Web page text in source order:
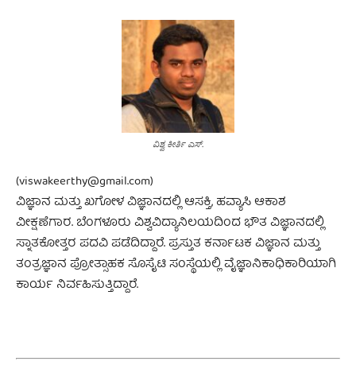
ವಿಶ್ವ ಕೀರ್ತಿ ಎಸ್.
(viswakeerthy@gmail.com)
ವಿಜ್ಞಾನ ಮತ್ತು ಖಗೋಳ ವಿಜ್ಞಾನದಲ್ಲಿ ಆಸಕ್ತಿ, ಹವ್ಯಾಸಿ ಆಕಾಶ
ವೀಕ್ಷಣೆಗಾರ. ಬೆಂಗಳೂರು ವಿಶ್ವವಿದ್ಯಾನಿಲಯದಿಂದ ಭೌತ ವಿಜ್ಞಾನದಲ್ಲಿ
ಸ್ನಾತಕೋತ್ತರ ಪದವಿ ಪಡೆದಿದ್ದಾರೆ. ಪ್ರಸ್ತುತ ಕರ್ನಾಟಕ ವಿಜ್ಞಾನ ಮತ್ತು
ತಂತ್ರಜ್ಞಾನ ಪ್ರೋತ್ಸಾಹಕ ಸೊಸೈಟಿ ಸಂಸ್ಥೆಯಲ್ಲಿ ವೈಜ್ಞಾನಿಕಾಧಿಕಾರಿಯಾಗಿ
ಕಾರ್ಯ ನಿರ್ವಹಿಸುತ್ತಿದ್ದಾರೆ.